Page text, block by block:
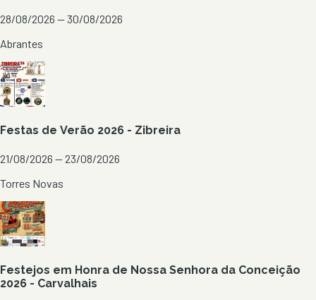
28/08/2026 — 30/08/2026
Abrantes
Festas de Verão 2026 - Zibreira
21/08/2026 — 23/08/2026
Torres Novas
Festejos em Honra de Nossa Senhora da Conceição
2026 - Carvalhais